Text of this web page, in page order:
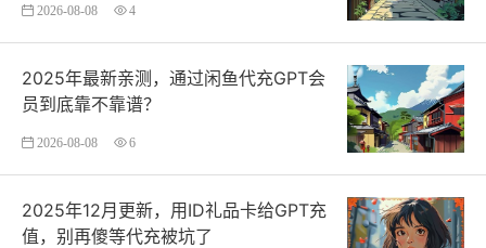
2026-08-08 4
2025年最新亲测，通过闲鱼代充GPT会
员到底靠不靠谱？
2026-08-08 6
2025年12月更新，用ID礼品卡给GPT充
值，别再傻等代充被坑了